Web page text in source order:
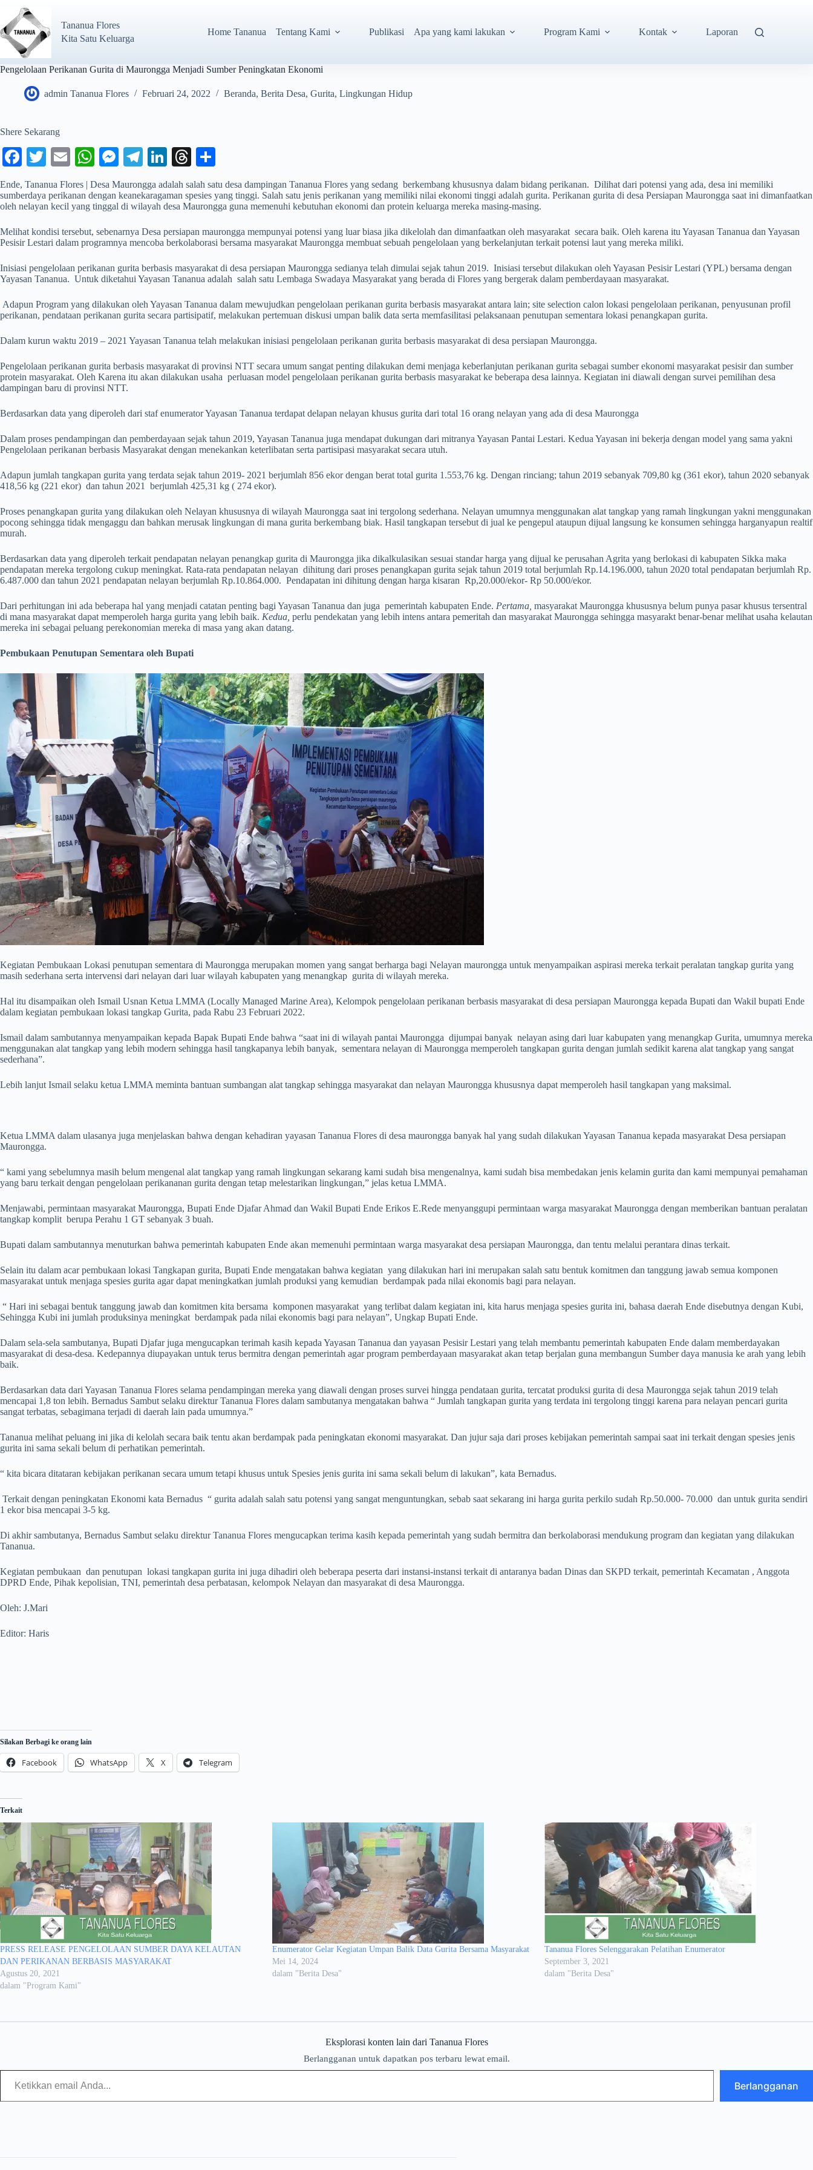
Tananua Flores
Kita Satu Keluarga
Home Tananua Tentang Kami Publikasi Apa yang kami lakukan Program Kami Kontak Laporan
Pengelolaan Perikanan Gurita di Maurongga Menjadi Sumber Peningkatan Ekonomi
admin Tananua Flores Februari 24, 2022 Beranda, Berita Desa, Gurita, Lingkungan Hidup
Shere Sekarang
Fa
ce
bo
ok
T
wi
tte
r
E
ail
W
ha
ts
A
pp
M
es
se
ng
er
Te
gr
a
m
Li
nk
ed
In
T
hr
ea
ds
ha
re
Ende, Tananua Flores | Desa Maurongga adalah salah satu desa dampingan Tananua Flores yang sedang berkembang khususnya dalam bidang perikanan. Dilihat dari potensi yang ada, desa ini memiliki
sumberdaya perikanan dengan keanekaragaman spesies yang tinggi. Salah satu jenis perikanan yang memiliki nilai ekonomi tinggi adalah gurita. Perikanan gurita di desa Persiapan Maurongga saat ini dimanfaatkan
oleh nelayan kecil yang tinggal di wilayah desa Maurongga guna memenuhi kebutuhan ekonomi dan protein keluarga mereka masing-masing.
Melihat kondisi tersebut, sebenarnya Desa persiapan maurongga mempunyai potensi yang luar biasa jika dikelolah dan dimanfaatkan oleh masyarakat secara baik. Oleh karena itu Yayasan Tananua dan Yayasan
Pesisir Lestari dalam programnya mencoba berkolaborasi bersama masyarakat Maurongga membuat sebuah pengelolaan yang berkelanjutan terkait potensi laut yang mereka miliki.
Inisiasi pengelolaan perikanan gurita berbasis masyarakat di desa persiapan Maurongga sedianya telah dimulai sejak tahun 2019. Inisiasi tersebut dilakukan oleh Yayasan Pesisir Lestari (YPL) bersama dengan
Yayasan Tananua. Untuk diketahui Yayasan Tananua adalah salah satu Lembaga Swadaya Masyarakat yang berada di Flores yang bergerak dalam pemberdayaan masyarakat.
Adapun Program yang dilakukan oleh Yayasan Tananua dalam mewujudkan pengelolaan perikanan gurita berbasis masyarakat antara lain; site selection calon lokasi pengelolaan perikanan, penyusunan profil
perikanan, pendataan perikanan gurita secara partisipatif, melakukan pertemuan diskusi umpan balik data serta memfasilitasi pelaksanaan penutupan sementara lokasi penangkapan gurita.
Dalam kurun waktu 2019 – 2021 Yayasan Tananua telah melakukan inisiasi pengelolaan perikanan gurita berbasis masyarakat di desa persiapan Maurongga.
Pengelolaan perikanan gurita berbasis masyarakat di provinsi NTT secara umum sangat penting dilakukan demi menjaga keberlanjutan perikanan gurita sebagai sumber ekonomi masyarakat pesisir dan sumber
protein masyarakat. Oleh Karena itu akan dilakukan usaha perluasan model pengelolaan perikanan gurita berbasis masyarakat ke beberapa desa lainnya. Kegiatan ini diawali dengan survei pemilihan desa
dampingan baru di provinsi NTT.
Berdasarkan data yang diperoleh dari staf enumerator Yayasan Tananua terdapat delapan nelayan khusus gurita dari total 16 orang nelayan yang ada di desa Maurongga
Dalam proses pendampingan dan pemberdayaan sejak tahun 2019, Yayasan Tananua juga mendapat dukungan dari mitranya Yayasan Pantai Lestari. Kedua Yayasan ini bekerja dengan model yang sama yakni
Pengelolaan perikanan berbasis Masyarakat dengan menekankan keterlibatan serta partisipasi masyarakat secara utuh.
Adapun jumlah tangkapan gurita yang terdata sejak tahun 2019- 2021 berjumlah 856 ekor dengan berat total gurita 1.553,76 kg. Dengan rinciang; tahun 2019 sebanyak 709,80 kg (361 ekor), tahun 2020 sebanyak
418,56 kg (221 ekor) dan tahun 2021 berjumlah 425,31 kg ( 274 ekor).
Proses penangkapan gurita yang dilakukan oleh Nelayan khususnya di wilayah Maurongga saat ini tergolong sederhana. Nelayan umumnya menggunakan alat tangkap yang ramah lingkungan yakni menggunakan
pocong sehingga tidak mengaggu dan bahkan merusak lingkungan di mana gurita berkembang biak. Hasil tangkapan tersebut di jual ke pengepul ataupun dijual langsung ke konsumen sehingga harganyapun realtif
murah.
Berdasarkan data yang diperoleh terkait pendapatan nelayan penangkap gurita di Maurongga jika dikalkulasikan sesuai standar harga yang dijual ke perusahan Agrita yang berlokasi di kabupaten Sikka maka
pendapatan mereka tergolong cukup meningkat. Rata-rata pendapatan nelayan dihitung dari proses penangkapan gurita sejak tahun 2019 total berjumlah Rp.14.196.000, tahun 2020 total pendapatan berjumlah Rp.
6.487.000 dan tahun 2021 pendapatan nelayan berjumlah Rp.10.864.000. Pendapatan ini dihitung dengan harga kisaran Rp,20.000/ekor- Rp 50.000/ekor.
Dari perhitungan ini ada beberapa hal yang menjadi catatan penting bagi Yayasan Tananua dan juga pemerintah kabupaten Ende. Pertama, masyarakat Maurongga khususnya belum punya pasar khusus tersentral
di mana masyarakat dapat memperoleh harga gurita yang lebih baik. Kedua, perlu pendekatan yang lebih intens antara pemeritah dan masyarakat Maurongga sehingga masyarakt benar-benar melihat usaha kelautan
mereka ini sebagai peluang perekonomian mereka di masa yang akan datang.
Pembukaan Penutupan Sementara oleh Bupati
Kegiatan Pembukaan Lokasi penutupan sementara di Maurongga merupakan momen yang sangat berharga bagi Nelayan maurongga untuk menyampaikan aspirasi mereka terkait peralatan tangkap gurita yang
masih sederhana serta intervensi dari nelayan dari luar wilayah kabupaten yang menangkap gurita di wilayah mereka.
Hal itu disampaikan oleh Ismail Usnan Ketua LMMA (Locally Managed Marine Area), Kelompok pengelolaan perikanan berbasis masyarakat di desa persiapan Maurongga kepada Bupati dan Wakil bupati Ende
dalam kegiatan pembukaan lokasi tangkap Gurita, pada Rabu 23 Februari 2022.
Ismail dalam sambutannya menyampaikan kepada Bapak Bupati Ende bahwa “saat ini di wilayah pantai Maurongga dijumpai banyak nelayan asing dari luar kabupaten yang menangkap Gurita, umumnya mereka
menggunakan alat tangkap yang lebih modern sehingga hasil tangkapanya lebih banyak, sementara nelayan di Maurongga memperoleh tangkapan gurita dengan jumlah sedikit karena alat tangkap yang sangat
sederhana”.
Lebih lanjut Ismail selaku ketua LMMA meminta bantuan sumbangan alat tangkap sehingga masyarakat dan nelayan Maurongga khususnya dapat memperoleh hasil tangkapan yang maksimal.
Ketua LMMA dalam ulasanya juga menjelaskan bahwa dengan kehadiran yayasan Tananua Flores di desa maurongga banyak hal yang sudah dilakukan Yayasan Tananua kepada masyarakat Desa persiapan
Maurongga.
“ kami yang sebelumnya masih belum mengenal alat tangkap yang ramah lingkungan sekarang kami sudah bisa mengenalnya, kami sudah bisa membedakan jenis kelamin gurita dan kami mempunyai pemahaman
yang baru terkait dengan pengelolaan perikananan gurita dengan tetap melestarikan lingkungan,” jelas ketua LMMA.
Menjawabi, permintaan masyarakat Maurongga, Bupati Ende Djafar Ahmad dan Wakil Bupati Ende Erikos E.Rede menyanggupi permintaan warga masyarakat Maurongga dengan memberikan bantuan peralatan
tangkap komplit berupa Perahu 1 GT sebanyak 3 buah.
Bupati dalam sambutannya menuturkan bahwa pemerintah kabupaten Ende akan memenuhi permintaan warga masyarakat desa persiapan Maurongga, dan tentu melalui perantara dinas terkait.
Selain itu dalam acar pembukaan lokasi Tangkapan gurita, Bupati Ende mengatakan bahwa kegiatan yang dilakukan hari ini merupakan salah satu bentuk komitmen dan tanggung jawab semua komponen
masyarakat untuk menjaga spesies gurita agar dapat meningkatkan jumlah produksi yang kemudian berdampak pada nilai ekonomis bagi para nelayan.
“ Hari ini sebagai bentuk tanggung jawab dan komitmen kita bersama komponen masyarakat yang terlibat dalam kegiatan ini, kita harus menjaga spesies gurita ini, bahasa daerah Ende disebutnya dengan Kubi,
Sehingga Kubi ini jumlah produksinya meningkat berdampak pada nilai ekonomis bagi para nelayan”, Ungkap Bupati Ende.
Dalam sela-sela sambutanya, Bupati Djafar juga mengucapkan terimah kasih kepada Yayasan Tananua dan yayasan Pesisir Lestari yang telah membantu pemerintah kabupaten Ende dalam memberdayakan
masyarakat di desa-desa. Kedepannya diupayakan untuk terus bermitra dengan pemerintah agar program pemberdayaan masyarakat akan tetap berjalan guna membangun Sumber daya manusia ke arah yang lebih
baik.
Berdasarkan data dari Yayasan Tananua Flores selama pendampingan mereka yang diawali dengan proses survei hingga pendataan gurita, tercatat produksi gurita di desa Maurongga sejak tahun 2019 telah
mencapai 1,8 ton lebih. Bernadus Sambut selaku direktur Tananua Flores dalam sambutanya mengatakan bahwa “ Jumlah tangkapan gurita yang terdata ini tergolong tinggi karena para nelayan pencari gurita
sangat terbatas, sebagimana terjadi di daerah lain pada umumnya.”
Tananua melihat peluang ini jika di kelolah secara baik tentu akan berdampak pada peningkatan ekonomi masyarakat. Dan jujur saja dari proses kebijakan pemerintah sampai saat ini terkait dengan spesies jenis
gurita ini sama sekali belum di perhatikan pemerintah.
“ kita bicara ditataran kebijakan perikanan secara umum tetapi khusus untuk Spesies jenis gurita ini sama sekali belum di lakukan”, kata Bernadus.
Terkait dengan peningkatan Ekonomi kata Bernadus “ gurita adalah salah satu potensi yang sangat menguntungkan, sebab saat sekarang ini harga gurita perkilo sudah Rp.50.000- 70.000 dan untuk gurita sendiri
1 ekor bisa mencapai 3-5 kg.
Di akhir sambutanya, Bernadus Sambut selaku direktur Tananua Flores mengucapkan terima kasih kepada pemerintah yang sudah bermitra dan berkolaborasi mendukung program dan kegiatan yang dilakukan
Tananua.
Kegiatan pembukaan dan penutupan lokasi tangkapan gurita ini juga dihadiri oleh beberapa peserta dari instansi-instansi terkait di antaranya badan Dinas dan SKPD terkait, pemerintah Kecamatan , Anggota
DPRD Ende, Pihak kepolisian, TNI, pemerintah desa perbatasan, kelompok Nelayan dan masyarakat di desa Maurongga.
Oleh: J.Mari
Editor: Haris
Silakan Berbagi ke orang lain
Facebook WhatsApp X Telegram
Terkait
PRESS RELEASE PENGELOLAAN SUMBER DAYA KELAUTAN
DAN PERIKANAN BERBASIS MASYARAKAT
Agustus 20, 2021
dalam "Program Kami"
Enumerator Gelar Kegiatan Umpan Balik Data Gurita Bersama Masyarakat
Mei 14, 2024
dalam "Berita Desa"
Tananua Flores Selenggarakan Pelatihan Enumerator
September 3, 2021
dalam "Berita Desa"
Eksplorasi konten lain dari Tananua Flores
Berlangganan untuk dapatkan pos terbaru lewat email.
Berlangganan